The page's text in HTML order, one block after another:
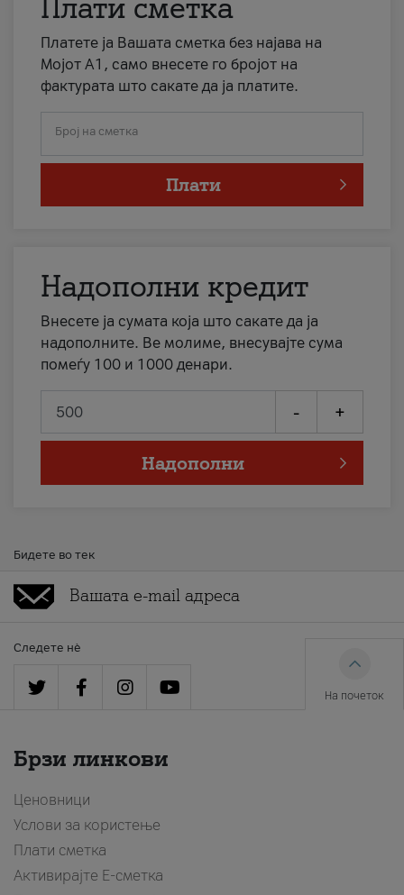
Плати сметка
Платете ја Вашата сметка без најава на
Мојот А1, само внесете го бројот на
фактурата што сакате да ја платите.
Број на сметка
Плати
Надополни кредит
Внесете ја сумата која што сакате да ја
надополните. Ве молиме, внесувајте сума
помеѓу 100 и 1000 денари.
- +
Надополни
Бидете во тек
Следете нè
На почеток
Брзи линкови
Ценовници
Услови за користење
Плати сметка
Активирајте Е-сметка